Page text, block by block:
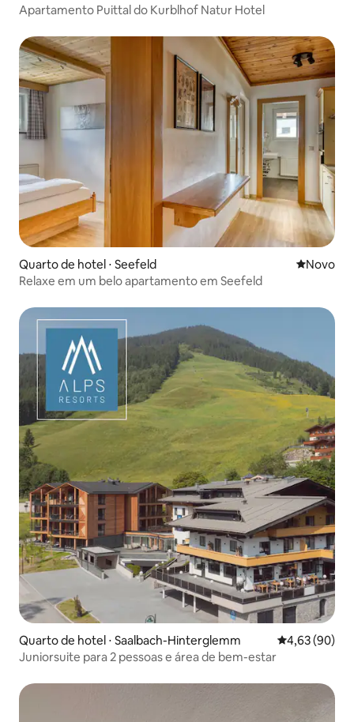
Apartamento Puittal do Kurblhof Natur Hotel
Quarto de hotel ⋅ Seefeld Novo
Novo
Relaxe em um belo apartamento em Seefeld
Quarto de hotel ⋅ Saalbach-Hinterglemm 4,63 de uma
4,63 (90)
Juniorsuite para 2 pessoas e área de bem-estar